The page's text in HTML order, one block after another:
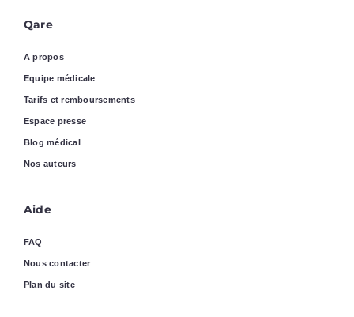
Qare
A propos
Equipe médicale
Tarifs et remboursements
Espace presse
Blog médical
Nos auteurs
Aide
FAQ
Nous contacter
Plan du site